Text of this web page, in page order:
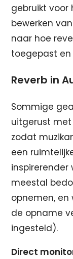
gebruikt voor
bewerken
naar hoe
toegepast en
Reverb in
Sommige
uitgerust
zodat
een
inspirerender
meestal
opnemen,
de opname
ingesteld).
Direct